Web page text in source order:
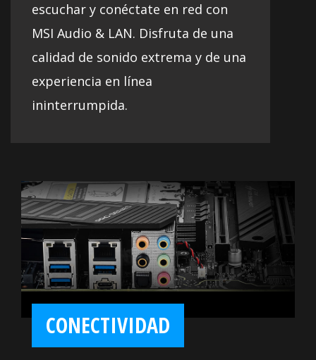
escuchar y conéctate en red con
MSI Audio & LAN. Disfruta de una
calidad de sonido extrema y de una
experiencia en línea
ininterrumpida.
CONECTIVIDAD